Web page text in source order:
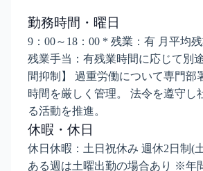
勤務時間・曜日
9：00～18：00 * 残業：有 月平均
残業手当：有残業時間に応じて別
間抑制】 過重労働について専門部
時間を厳しく管理。 法令を遵守し
る活動を推進。
休暇・休日
休日休暇：土日祝休み 週休2日制(
ある週は土曜出勤の場合あり ※年